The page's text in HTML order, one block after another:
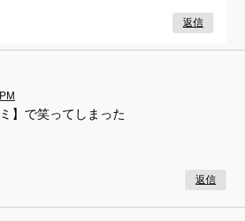
返信
】で笑ってしまった
返信